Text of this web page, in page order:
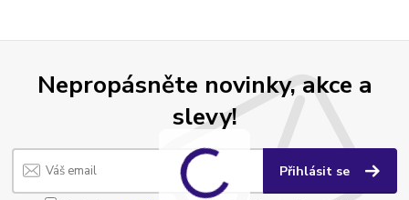
Nepropásněte novinky, akce a
slevy!
Přihlásit se